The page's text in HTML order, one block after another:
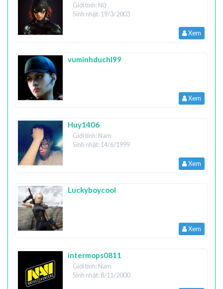
Giới tính: Nữ
Sinh nhật: 19/3/2003
Xem
vuminhduchl99
Xem
Huy1406
Giới tính: Nam
Sinh nhật: 14/6/1999
Xem
Luckyboycool
Xem
intermops0811
Giới tính: Nam
Sinh nhật: 8/11/2000